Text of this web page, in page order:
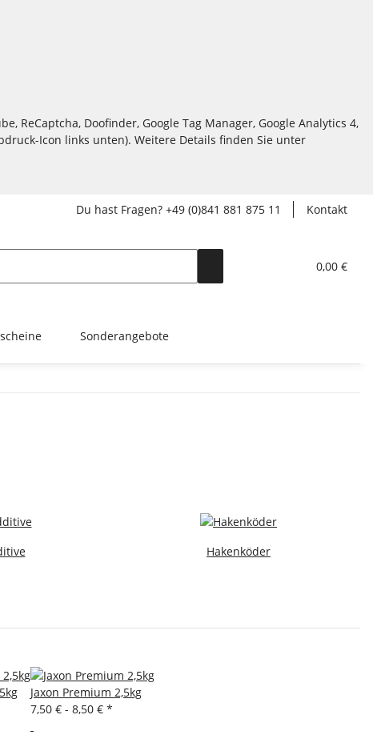
ReCaptcha, Doofinder, Google Tag Manager, Google Analytics 4,
Icon links unten). Weitere Details finden Sie unter
Du hast Fragen? +49 (0)841 881 875 11
Kontakt
0,00 €
Sonderangebote
Hakenköder
Jaxon Premium 2,5kg
7,50 € - 8,50 € *